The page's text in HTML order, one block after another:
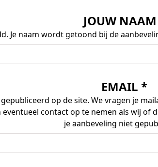
JOUW
Je naam wordt getoond bij de
EMAIL *
op de site. We vragen je
contact op te nemen als wij of
je aanbeveling niet